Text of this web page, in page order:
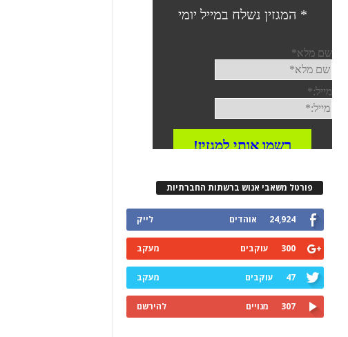
פורטל משאבי אנוש ברשתות החברתיות
24,924 אוהדים לייק
300 עוקבים מעקב
47 עוקבים מעקב
307 מנויים להירשם